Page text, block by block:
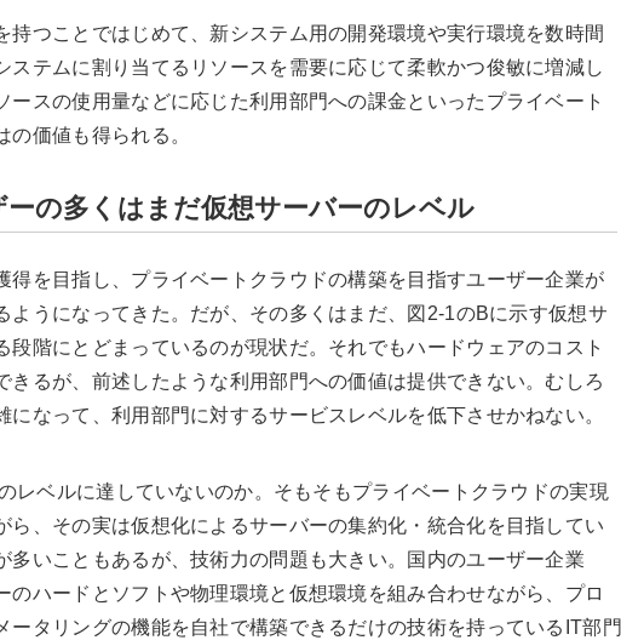
持つことではじめて、新システム用の開発環境や実行環境を数時間
ステムに割り当てるリソースを需要に応じて柔軟かつ俊敏に増減し
ースの使用量などに応じた利用部門への課金といったプライベート
の価値も得られる。
ーの多くはまだ仮想サーバーのレベル
得を目指し、プライベートクラウドの構築を目指すユーザー企業が
ようになってきた。だが、その多くはまだ、図2-1のBに示す仮想サ
段階にとどまっているのが現状だ。それでもハードウェアのコスト
きるが、前述したような利用部門への価値は提供できない。むしろ
になって、利用部門に対するサービスレベルを低下させかねない。
レベルに達していないのか。そもそもプライベートクラウドの実現
ら、その実は仮想化によるサーバーの集約化・統合化を目指してい
多いこともあるが、技術力の問題も大きい。国内のユーザー企業
のハードとソフトや物理環境と仮想環境を組み合わせながら、プロ
ータリングの機能を自社で構築できるだけの技術を持っているIT部門